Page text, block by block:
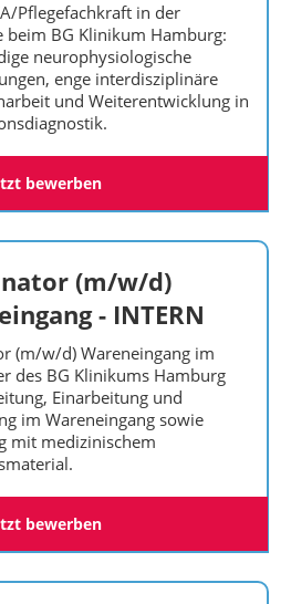
Pflegefachkraft in der
beim BG Klinikum Hamburg:
neurophysiologische
enge interdisziplinäre
und Weiterentwicklung in
bewerben
(m/w/d)
- INTERN
(m/w/d) Wareneingang im
des BG Klinikums Hamburg
Einarbeitung und
im Wareneingang sowie
mit medizinischem
bewerben